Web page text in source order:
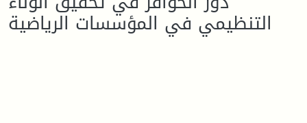
التنظيمي في المؤسسات الرياضية